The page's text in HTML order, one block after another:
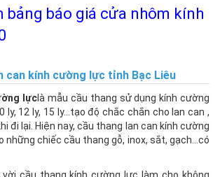
bảng báo giá cửa nhôm kính
can kính cường lực tỉnh Bạc Liêu
lựclà mẫu cầu thang sử dụng kính cường
ly, 12 ly, 15 ly…tạo độ chắc chắn cho lan can ,
đi lại. Hiện nay, cầu thang lan can kính cường
những chiếc cầu thang gỗ, inox, sắt, gạch...có
cầu thang kính cường lực làm cho không